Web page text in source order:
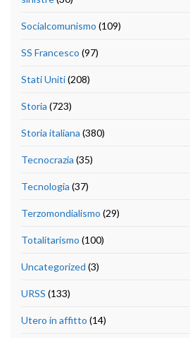
Socialcomunismo (109)
SS Francesco (97)
Stati Uniti(208)
Storia (723)
Storia italiana (380)
Tecnocrazia (35)
Tecnologia (37)
Terzomondialismo (29)
Totalitarismo (100)
Uncategorized (3)
URSS (133)
Utero in affitto (14)